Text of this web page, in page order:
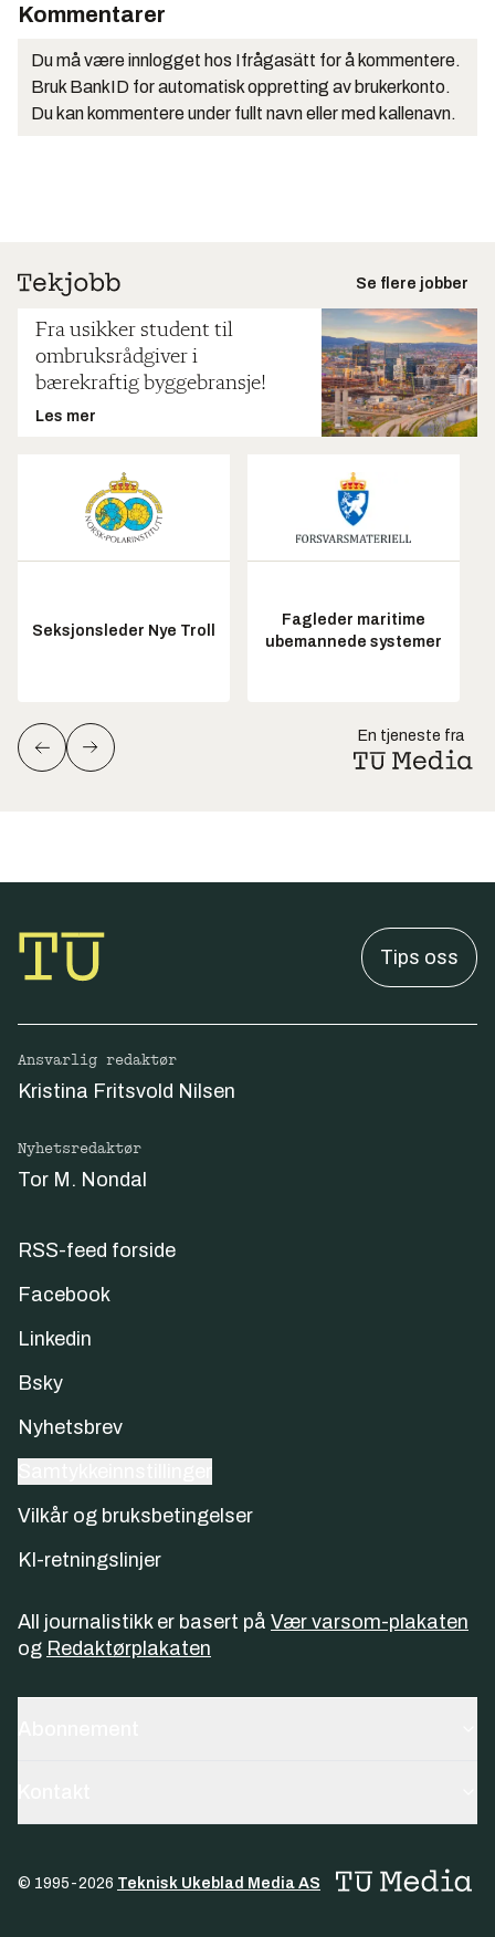
Kommentarer
Du må være innlogget hos Ifrågasätt for å kommentere.
Bruk BankID for automatisk oppretting av brukerkonto.
Du kan kommentere under fullt navn eller med kallenavn.
Se flere jobber
Fra usikker student til
ombruksrådgiver i
bærekraftig byggebransje!
Les mer
Seksjonsleder Nye Troll
Fagleder maritime
ubemannede systemer
En tjeneste fra
Tips oss
Ansvarlig redaktør
Kristina Fritsvold Nilsen
Nyhetsredaktør
Tor M. Nondal
RSS-feed forside
Facebook
Linkedin
Bsky
Nyhetsbrev
Vilkår og bruksbetingelser
KI-retningslinjer
All journalistikk er basert på Vær varsom-plakaten
og Redaktørplakaten
© 1995-2026 Teknisk Ukeblad Media AS